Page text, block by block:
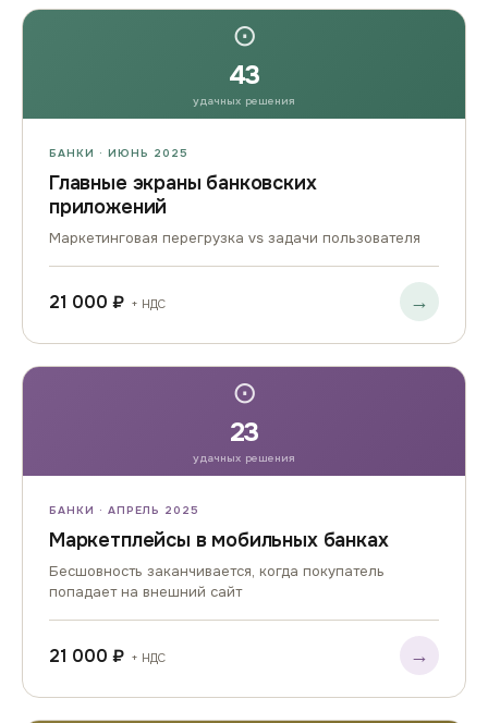
⊙
43
удачных решения
БАНКИ · ИЮНЬ 2025
Главные экраны банковских
приложений
Маркетинговая перегрузка vs задачи пользователя
21 000 ₽ + НДС →
⊙
23
удачных решения
БАНКИ · АПРЕЛЬ 2025
Маркетплейсы в мобильных банках
Бесшовность заканчивается, когда покупатель
попадает на внешний сайт
21 000 ₽ + НДС →